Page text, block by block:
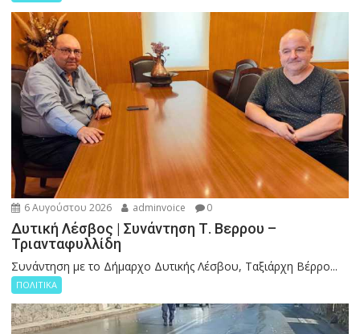
6 Αυγούστου 2026 adminvoice 0
Δυτική Λέσβος | Συνάντηση Τ. Βερρου –
Τριανταφυλλίδη
Συνάντηση με το Δήμαρχο Δυτικής Λέσβου, Ταξιάρχη Βέρρο...
ΠΟΛΙΤΙΚΑ